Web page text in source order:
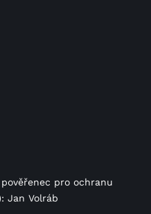
pro ochranu
Jan Volráb